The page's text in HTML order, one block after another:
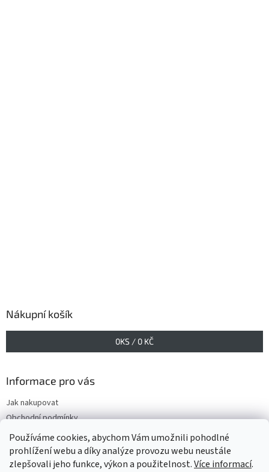
Používáme cookies, abychom Vám umožnili pohodlné
prohlížení webu a díky analýze provozu webu neustále
zlepšovali jeho funkce, výkon a použitelnost.Více informací.
Nákupní košík
0KS / 0 KČ
Informace pro vás
Jak nakupovat
Obchodní podmínky
Podmínky ochrany osobních údajů